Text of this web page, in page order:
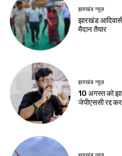
करियर
एआई में करियर बनाना है
तो ये 5 कोर्स हो सकते हैं
बेहतर विकल्प
Birsa Bhumi Live
नवीनतम लेख